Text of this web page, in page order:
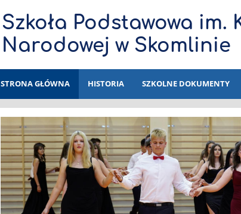
Szkoła Podstawowa im.
Narodowej w Skomlinie
STRONA GŁÓWNA HISTORIA SZKOLNE DOKUMENTY
Strona
główna